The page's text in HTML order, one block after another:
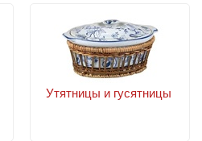
Утятницы и гусятницы